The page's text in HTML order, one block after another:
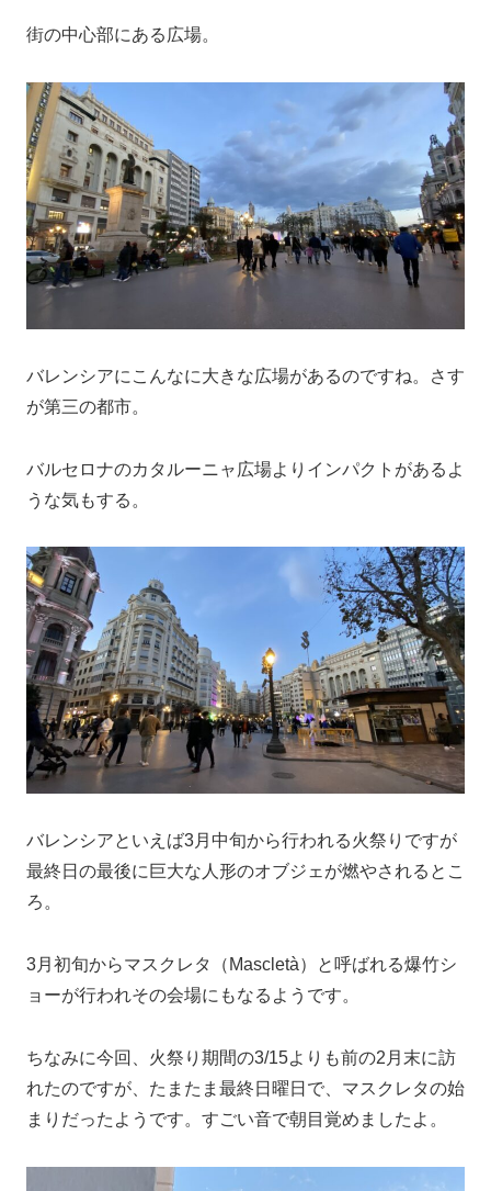
街の中心部にある広場。
バレンシアにこんなに大きな広場があるのですね。さす
が第三の都市。
バルセロナのカタルーニャ広場よりインパクトがあるよ
うな気もする。
バレンシアといえば3月中旬から行われる火祭りですが
最終日の最後に巨大な人形のオブジェが燃やされるとこ
ろ。
3月初旬からマスクレタ（Mascletà）と呼ばれる爆竹シ
ョーが行われその会場にもなるようです。
ちなみに今回、火祭り期間の3/15よりも前の2月末に訪
れたのですが、たまたま最終日曜日で、マスクレタの始
まりだったようです。すごい音で朝目覚めましたよ。